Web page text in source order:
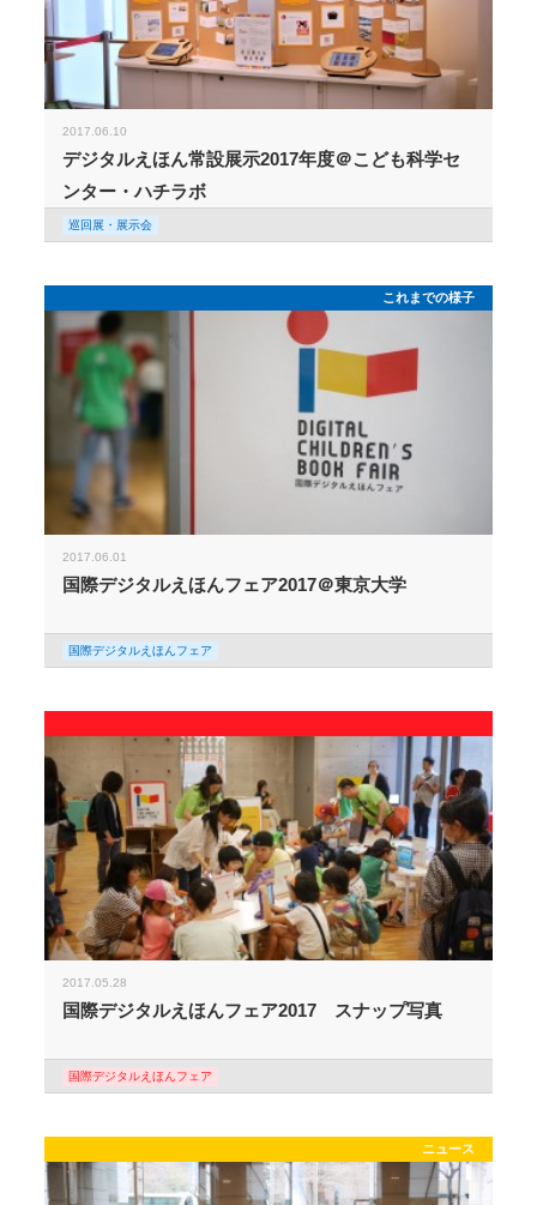
2017.06.10
デジタルえほん常設展示2017年度＠こども科学セ
ンター・ハチラボ
巡回展・展示会
これまでの様子
2017.06.01
国際デジタルえほんフェア2017＠東京大学
国際デジタルえほんフェア
2017.05.28
国際デジタルえほんフェア2017 スナップ写真
国際デジタルえほんフェア
ニュース